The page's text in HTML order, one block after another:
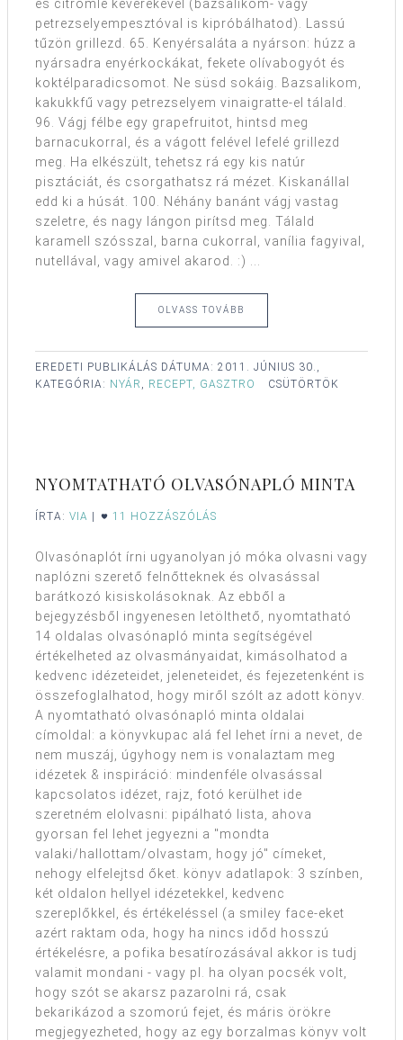
és citromlé keverékével (bazsalikom- vagy
petrezselyempesztóval is kipróbálhatod). Lassú
tűzön grillezd. 65. Kenyérsaláta a nyárson: húzz a
nyársadra enyérkockákat, fekete olívabogyót és
koktélparadicsomot. Ne süsd sokáig. Bazsalikom,
kakukkfű vagy petrezselyem vinaigratte-el tálald.
96. Vágj félbe egy grapefruitot, hintsd meg
barnacukorral, és a vágott felével lefelé grillezd
meg. Ha elkészült, tehetsz rá egy kis natúr
pisztáciát, és csorgathatsz rá mézet. Kiskanállal
edd ki a húsát. 100. Néhány banánt vágj vastag
szeletre, és nagy lángon pirítsd meg. Tálald
karamell szósszal, barna cukorral, vanília fagyival,
nutellával, vagy amivel akarod. :) ...
OLVASS TOVÁBB
EREDETI PUBLIKÁLÁS DÁTUMA: 2011. JÚNIUS 30.,
CSÜTÖRTÖK
KATEGÓRIA: NYÁR RECEPT, GASZTRO
NYOMTATHATÓ OLVASÓNAPLÓ MINTA
ÍRTA: VIA 11 HOZZÁSZÓLÁS
Olvasónaplót írni ugyanolyan jó móka olvasni vagy
naplózni szerető felnőtteknek és olvasással
barátkozó kisiskolásoknak. Az ebből a
bejegyzésből ingyenesen letölthető, nyomtatható
14 oldalas olvasónapló minta segítségével
értékelheted az olvasmányaidat, kimásolhatod a
kedvenc idézeteidet, jeleneteidet, és fejezetenként is
összefoglalhatod, hogy miről szólt az adott könyv.
A nyomtatható olvasónapló minta oldalai
címoldal: a könyvkupac alá fel lehet írni a nevet, de
nem muszáj, úgyhogy nem is vonalaztam meg
idézetek & inspiráció: mindenféle olvasással
kapcsolatos idézet, rajz, fotó kerülhet ide
szeretném elolvasni: pipálható lista, ahova
gyorsan fel lehet jegyezni a "mondta
valaki/hallottam/olvastam, hogy jó" címeket,
nehogy elfelejtsd őket. könyv adatlapok: 3 színben,
két oldalon hellyel idézetekkel, kedvenc
szereplőkkel, és értékeléssel (a smiley face-eket
azért raktam oda, hogy ha nincs időd hosszú
értékelésre, a pofika besatírozásával akkor is tudj
valamit mondani - vagy pl. ha olyan pocsék volt,
hogy szót se akarsz pazarolni rá, csak
bekarikázod a szomorú fejet, és máris örökre
megjegyezheted, hogy az egy borzalmas könyv volt